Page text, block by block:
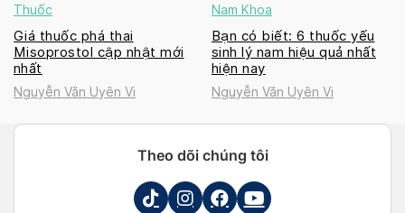
Thuốc
Giá thuốc phá thai
Misoprostol cập nhật mới
nhất
Nguyễn Văn Uyên Vi
Nam Khoa
Bạn có biết: 6 thuốc yếu
sinh lý nam hiệu quả nhất
hiện nay
Nguyễn Văn Uyên Vi
Theo dõi chúng tôi